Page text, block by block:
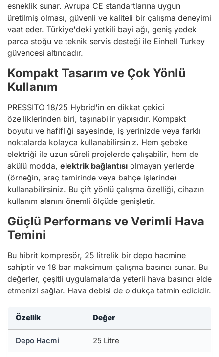
esneklik sunar. Avrupa CE standartlarına uygun
üretilmiş olması, güvenli ve kaliteli bir çalışma deneyimi
vaat eder. Türkiye'deki yetkili bayi ağı, geniş yedek
parça stoğu ve teknik servis desteği ile Einhell Turkey
güvencesi altındadır.
Kompakt Tasarım ve Çok Yönlü
Kullanım
PRESSITO 18/25 Hybrid'in en dikkat çekici
özelliklerinden biri, taşınabilir yapısıdır. Kompakt
boyutu ve hafifliği sayesinde, iş yerinizde veya farklı
noktalarda kolayca kullanabilirsiniz. Hem şebeke
elektriği ile uzun süreli projelerde çalışabilir, hem de
akülü modda, elektrik bağlantısı olmayan yerlerde
(örneğin, araç tamirinde veya bahçe işlerinde)
kullanabilirsiniz. Bu çift yönlü çalışma özelliği, cihazın
kullanım alanını önemli ölçüde genişletir.
Güçlü Performans ve Verimli Hava
Temini
Bu hibrit kompresör, 25 litrelik bir depo hacmine
sahiptir ve 18 bar maksimum çalışma basıncı sunar. Bu
değerler, çeşitli uygulamalarda yeterli hava basıncı elde
etmenizi sağlar. Hava debisi de oldukça tatmin edicidir.
Özellik Değer
Depo Hacmi 25 Litre